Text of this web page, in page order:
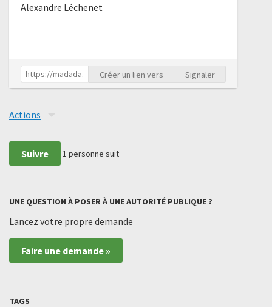
Alexandre Léchenet
Créer un lien vers Signaler
Actions
Suivre 1 personne suit
UNE QUESTION À POSER À UNE AUTORITÉ PUBLIQUE ?
Lancez votre propre demande
Faire une demande »
TAGS